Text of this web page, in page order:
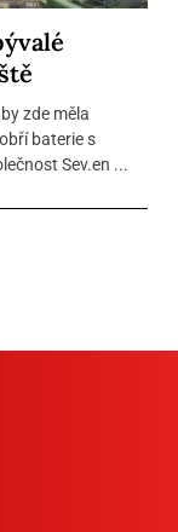
zde měla
baterie s
Sev.en ...